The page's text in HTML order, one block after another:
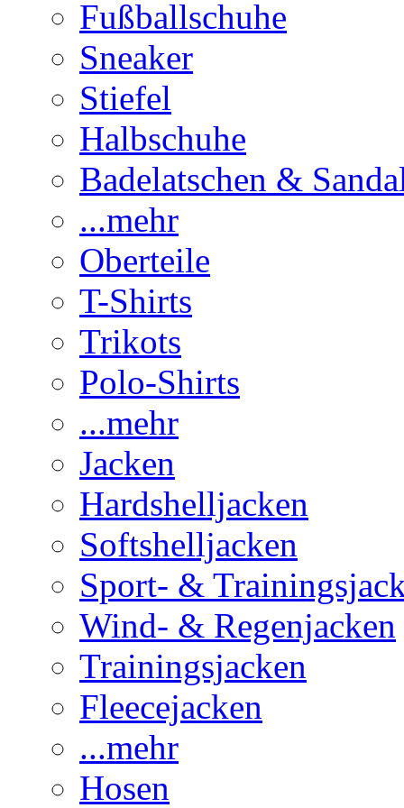
Fußballschuhe
Sneaker
Stiefel
Halbschuhe
Badelatschen &
...mehr
Oberteile
T-Shirts
Trikots
Polo-Shirts
...mehr
Jacken
Hardshelljacken
Softshelljacken
Sport- &
Wind- & Regenjacken
Trainingsjacken
Fleecejacken
...mehr
Hosen